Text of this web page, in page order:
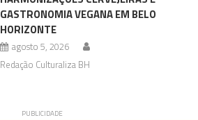
GASTRONOMIA VEGANA EM BELO
HORIZONTE
agosto 5, 2026
Redação Culturaliza BH